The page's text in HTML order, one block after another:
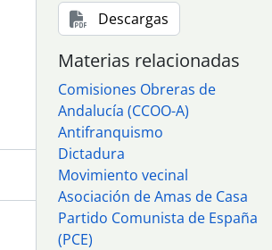
Descargas
Materias relacionadas
Comisiones Obreras de
Andalucía (CCOO-A)
Antifranquismo
Dictadura
Movimiento vecinal
Asociación de Amas de Casa
Partido Comunista de España
(PCE)